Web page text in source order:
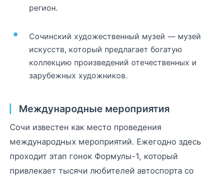
регион.
Сочинский художественный музей — музей
искусств, который предлагает богатую
коллекцию произведений отечественных и
зарубежных художников.
Международные мероприятия
Сочи известен как место проведения
международных мероприятий. Ежегодно здесь
проходит этап гонок Формулы-1, который
привлекает тысячи любителей автоспорта со